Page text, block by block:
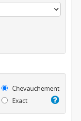
Chevauchement
Exact